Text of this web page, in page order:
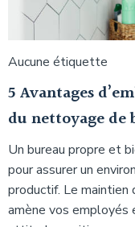
Aucune étiquette
5 Avantages
du nettoyage de
Un bureau propre et
pour assurer un
productif. Le maintien
amène vos employés